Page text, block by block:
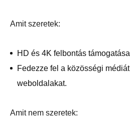
Amit szeretek:
HD és 4K felbontás
Fedezze fel a közösségi
weboldalakat.
Amit nem szeretek: